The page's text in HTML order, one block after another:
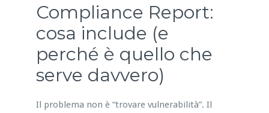
Compliance Report:
cosa include (e
perché è quello che
serve davvero)
Il problema non è “trovare vulnerabilità”. Il